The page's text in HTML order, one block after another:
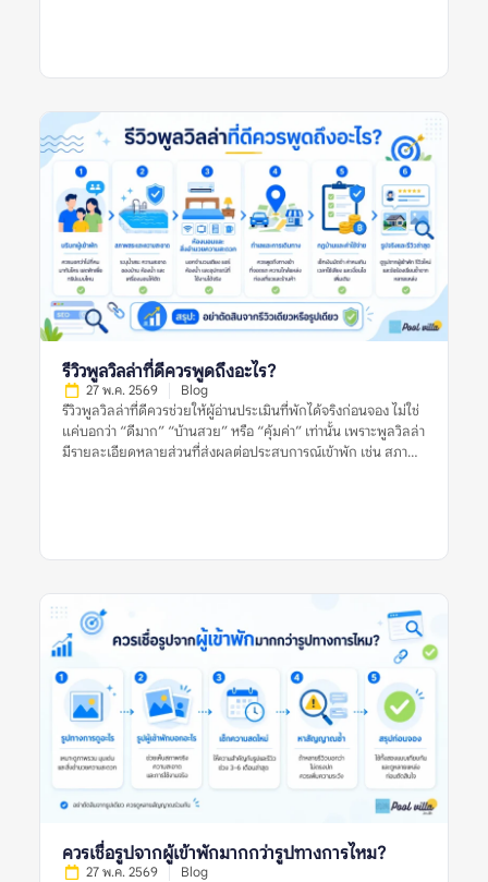
จากผู้เข้าพัก ข้อร้องเรียนซ้ำ กฎบ้าน ค่าใช้จ่ายเพิ่มเติม และข้อมูล
หรือรูปเดียว เพราะพูลวิลล่าที่เหมาะกับคนหนึ่งอาจไม่เหมาะกับอีก
กลุ่มหนึ่งเสมอไป รายการพูลวิลล่าแนะนำที่น่าสนใจและเชื่อถือได้
หมายถึงอะไร? รายการพูลวิลล่าแนะนำที่น่าสนใจและเชื่อถือได้
หมายถึงรายชื่อที่พักพูลวิลล่าที่ถูกนำเสนอว่าเหมาะแก่การพิจารณา
โดยอาจคัดจากทำเล ราคา ความนิยม รูปภาพ รีวิว สิ่งอำนวยความ
สะดวก หรือความเหมาะสมกับกลุ่มผู้เข้าพักบางประเภท อย่างไร
ก็ตาม คำว่า “แนะนำ” ไม่ได้แปลว่าที่พักนั้นเหมาะกับทุกคน และไม่
ได้รับประกันว่าประสบการณ์เข้าพักจะตรงกับความคาดหวังเสมอไป
เพราะผู้จองแต่ละกลุ่มมีเงื่อนไขต่างกัน เช่น จำนวนคน งบประมาณ
ความต้องการใช้สระ ความต้องการทำอาหาร ความเงียบสงบ หรือ
ความสะดวกในการเดินทาง ลิสต์แนะนำที่มีคุณภาพควรช่วยให้ผู้
อ่านเห็นเกณฑ์การพิจารณา ไม่ใช่แค่บอกว่าที่พักใด “ดีที่สุด” โดย
ไม่มีเหตุผลประกอบ ยิ่งลิสต์อธิบายเกณฑ์ชัดเจน เช่น เหมาะกับ
ครอบครัว […]
รีวิวพูลวิลล่าที่ดีควรพูดถึงอะไร?
27 พ.ค. 2569 Blog
รีวิวพูลวิลล่าที่ดีควรช่วยให้ผู้อ่านประเมินที่พักได้จริงก่อนจอง ไม่ใช่
แค่บอกว่า “ดีมาก” “บ้านสวย” หรือ “คุ้มค่า” เท่านั้น เพราะพูลวิลล่า
มีรายละเอียดหลายส่วนที่ส่งผลต่อประสบการณ์เข้าพัก เช่น สภาพ
เพียงอย่างเดียว ควรดูหลายสัญญาณร่วมกัน ทั้งรูปจริงจากผู้เข้าพัก
ตัดสินใจ รีวิวพูลวิลล่าที่ดีหมายถึงอะไร? รีวิวพูลวิลล่าที่ดี คือรีวิวที่
ให้ข้อมูลเพียงพอสำหรับการตัดสินใจ ไม่ได้มีประโยชน์แค่เพราะให้
คะแนนสูง แต่ต้องบอกให้ชัดว่าที่พักดีในด้านใด มีข้อจำกัดอะไร
และเหมาะกับผู้เข้าพักแบบไหน รีวิวที่ดีควรตอบคำถามสำคัญ เช่น
บ้านตรงกับรูปไหม สระสะอาดหรือเปล่า ห้องนอนพอสำหรับจำนวน
คนจริงไหม ห้องน้ำใช้งานสะดวกไหม ทำเลเดินทางง่ายหรือไม่ และมี
ค่าใช้จ่ายเพิ่มเติมที่ควรรู้ก่อนจองหรือเปล่า ตัวอย่างรีวิวที่มีประโยชน์
คือรีวิวที่บอกว่า “ไป 10 คน ห้องนอนพอดี เตียงเสริมใช้ได้ สระน้ำ
สะอาด แต่ทางเข้าค่อนข้างแคบ ควรใช้รถส่วนตัว” รีวิวแบบนี้ช่วยให้
ผู้อ่านประเมินได้ดีกว่าคำสั้น ๆ […]
ควรเชื่อรูปจากผู้เข้าพักมากกว่ารูปทางการไหม?
27 พ.ค. 2569 Blog